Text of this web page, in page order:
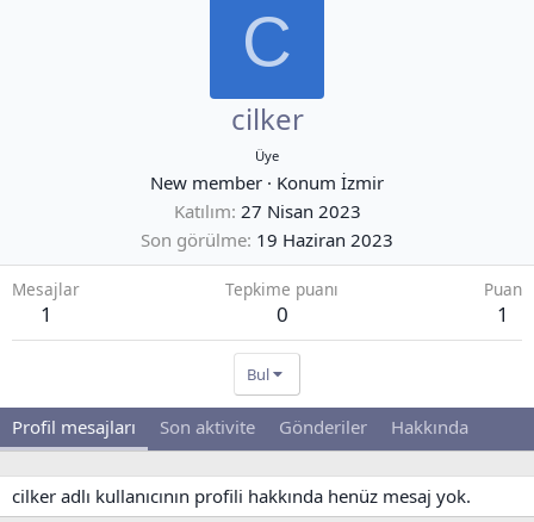
C
cilker
Üye
New member · Konum İzmir
Katılım 27 Nisan 2023
Son görülme 19 Haziran 2023
Mesajlar
1
Tepkime puanı
0
Puan
1
Bul
Profil mesajları Son aktivite Gönderiler Hakkında
cilker adlı kullanıcının profili hakkında henüz mesaj yok.